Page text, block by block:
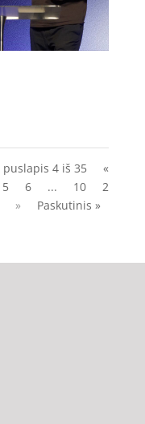
puslapis 4 iš 35
«
5 6 ... 10
2
» Paskutinis »